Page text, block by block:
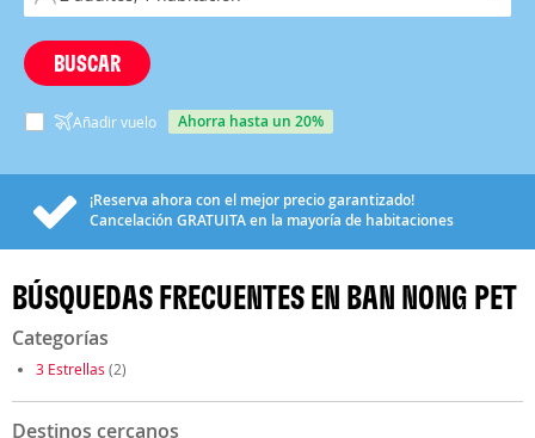
BUSCAR
Añadir vuelo ahorra hasta un 20%
¡Reserva ahora con el mejor precio garantizado!
Cancelación GRATUITAen la mayoría de habitaciones
BÚSQUEDAS FRECUENTES EN BAN NONG PET
Categorías
3 Estrellas (2)
Destinos cercanos